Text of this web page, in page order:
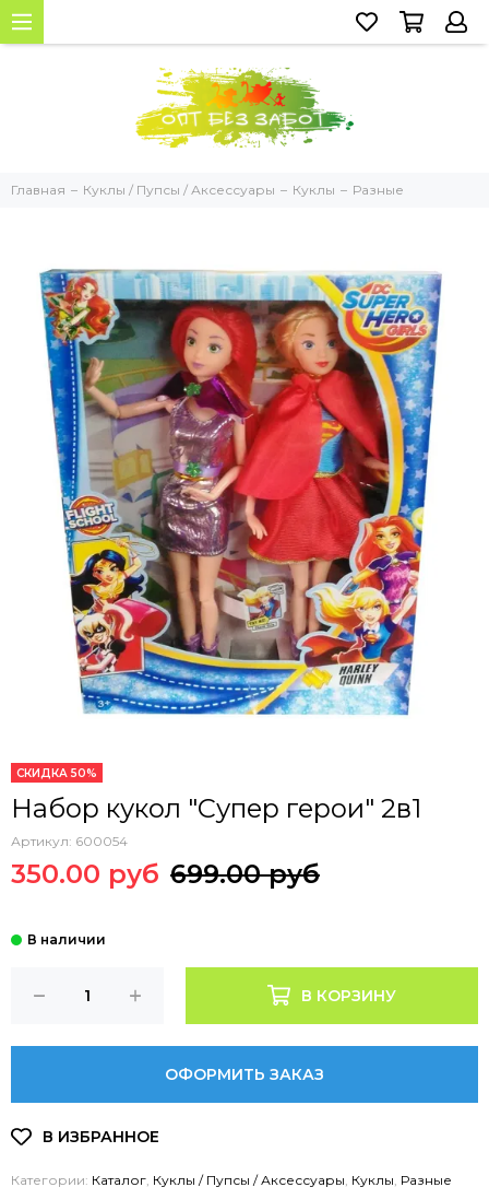
Главная Куклы / Пупсы / Аксессуары Куклы Разные
СКИДКА 50%
Набор кукол "Супер герои" 2в1
Артикул: 600054
350.00 руб 699.00 руб
В КОРЗИНУ
ОФОРМИТЬ ЗАКАЗ
Категории: Каталог Куклы / Пупсы / Аксессуары Куклы Разные